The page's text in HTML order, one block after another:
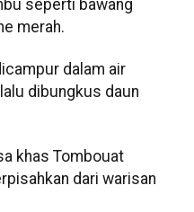
seperti bawang
merah.
dalam air
dibungkus daun
khas Tombouat
dari warisan